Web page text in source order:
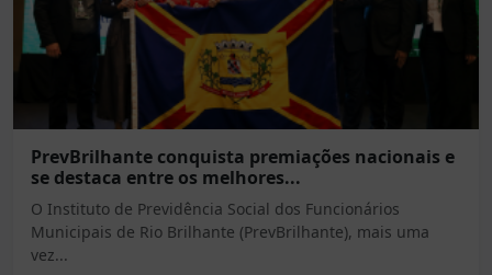
PrevBrilhante conquista premiações nacionais e
se destaca entre os melhores...
O Instituto de Previdência Social dos Funcionários
Municipais de Rio Brilhante (PrevBrilhante), mais uma
vez...